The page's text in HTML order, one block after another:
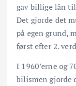
gav billige lån
Det gjorde det
på egen grund,
først efter 2.
I 1960’erne og
bilismen gjorde